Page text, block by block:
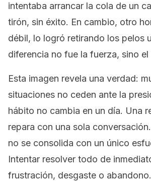
intentaba arrancar la cola de un
tirón, sin éxito. En cambio, otro
débil, lo logró retirando los pelos
diferencia no fue la fuerza, sino el
Esta imagen revela una verdad:
situaciones no ceden ante la
hábito no cambia en un día. Una
repara con una sola
no se consolida con un único
Intentar resolver todo de
frustración, desgaste o abandono.